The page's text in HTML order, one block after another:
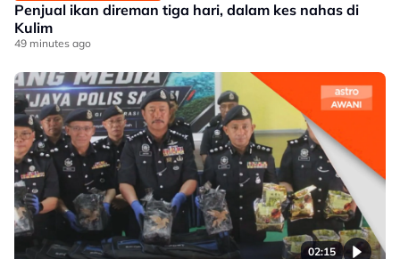
Penjual ikan direman tiga hari, dalam kes nahas di
Kulim
49 minutes ago
02:15